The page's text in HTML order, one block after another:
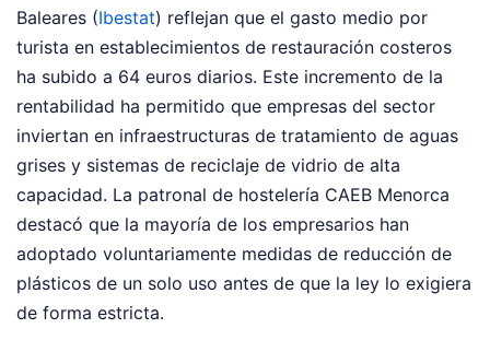
Baleares (Ibestat) reflejan que el gasto medio por
turista en establecimientos de restauración costeros
ha subido a 64 euros diarios. Este incremento de la
rentabilidad ha permitido que empresas del sector
inviertan en infraestructuras de tratamiento de aguas
grises y sistemas de reciclaje de vidrio de alta
capacidad. La patronal de hostelería CAEB Menorca
destacó que la mayoría de los empresarios han
adoptado voluntariamente medidas de reducción de
plásticos de un solo uso antes de que la ley lo exigiera
de forma estricta.